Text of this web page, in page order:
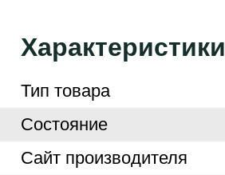
Характеристики
Тип товара
Cостояние
Cайт производителя